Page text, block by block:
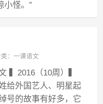
小怪。”
：一课语文
▍2016（10周）▍
给外国艺人、明星起
号的故事有好多，它